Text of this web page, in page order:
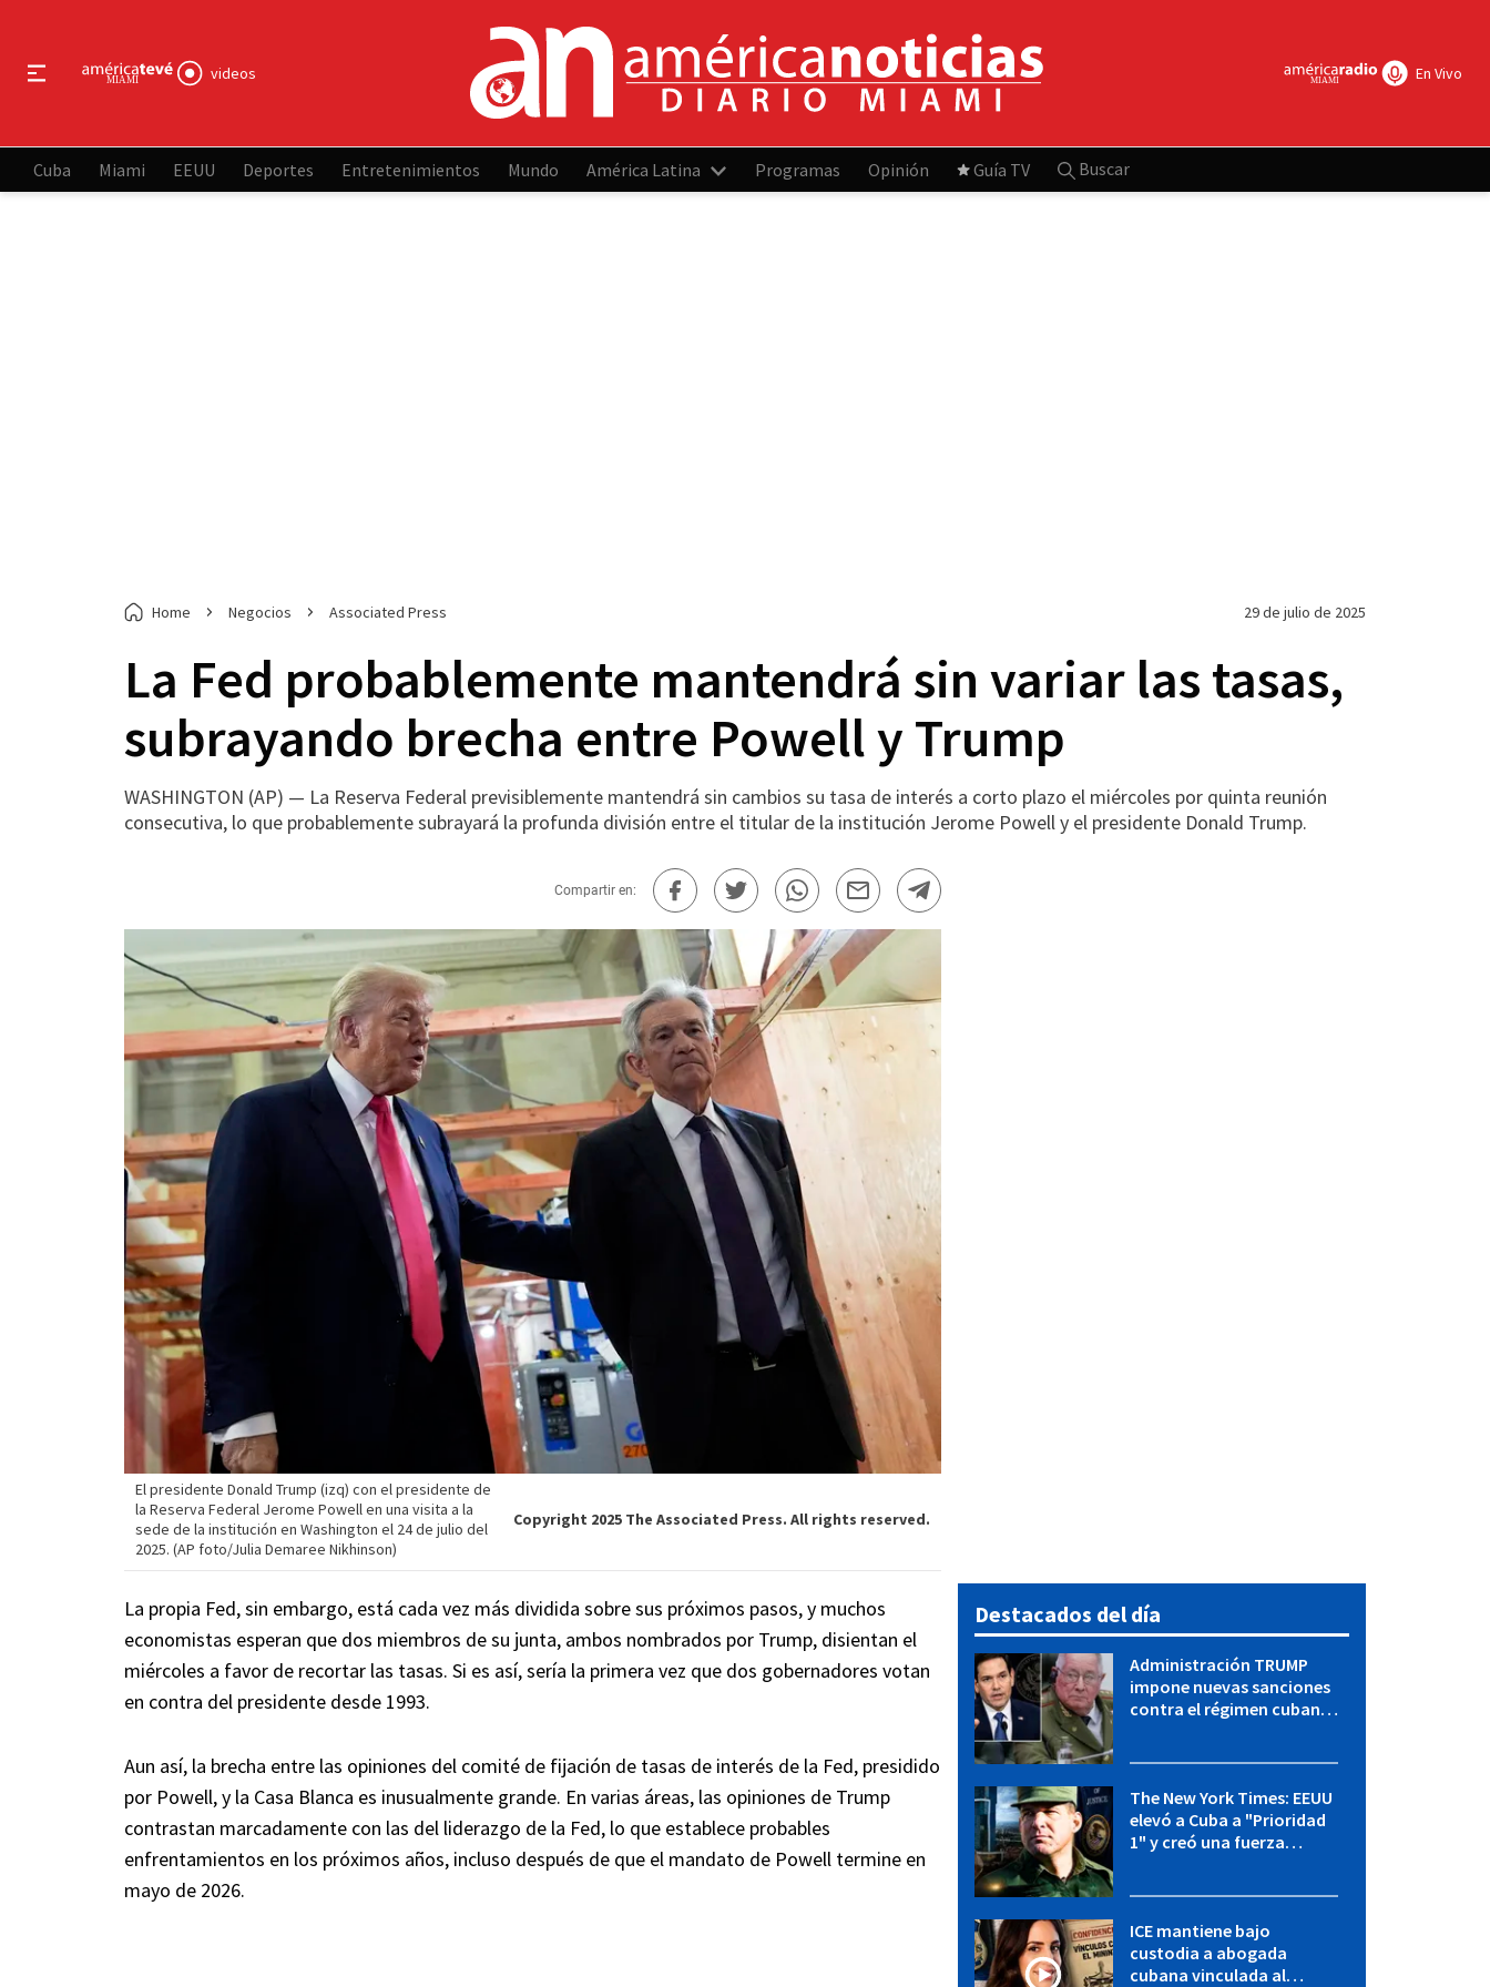
videos En Vivo
Cuba Miami EEUU Deportes Entretenimientos Mundo América Latina Programas Opinión Guía TV Buscar
Home Negocios Associated Press 29 de julio de 2025
La Fed probablemente mantendrá sin variar las tasas,
subrayando brecha entre Powell y Trump
WASHINGTON (AP) — La Reserva Federal previsiblemente mantendrá sin cambios su tasa de interés a corto plazo el miércoles por quinta reunión
consecutiva, lo que probablemente subrayará la profunda división entre el titular de la institución Jerome Powell y el presidente Donald Trump.
Compartir en:
El presidente Donald Trump (izq) con el presidente de
la Reserva Federal Jerome Powell en una visita a la
sede de la institución en Washington el 24 de julio del
2025. (AP foto/Julia Demaree Nikhinson)
Copyright 2025 The Associated Press. All rights reserved.
La propia Fed, sin embargo, está cada vez más dividida sobre sus próximos pasos, y muchos
economistas esperan que dos miembros de su junta, ambos nombrados por Trump, disientan el
miércoles a favor de recortar las tasas. Si es así, sería la primera vez que dos gobernadores votan
en contra del presidente desde 1993.
Aun así, la brecha entre las opiniones del comité de fijación de tasas de interés de la Fed, presidido
por Powell, y la Casa Blanca es inusualmente grande. En varias áreas, las opiniones de Trump
contrastan marcadamente con las del liderazgo de la Fed, lo que establece probables
enfrentamientos en los próximos años, incluso después de que el mandato de Powell termine en
mayo de 2026.
Destacados del día
Administración TRUMP
impone nuevas sanciones
contra el régimen cubano:
The New York Times: EEUU
elevó a Cuba a "Prioridad
1" y creó una fuerza
ICE mantiene bajo
custodia a abogada
cubana vinculada al